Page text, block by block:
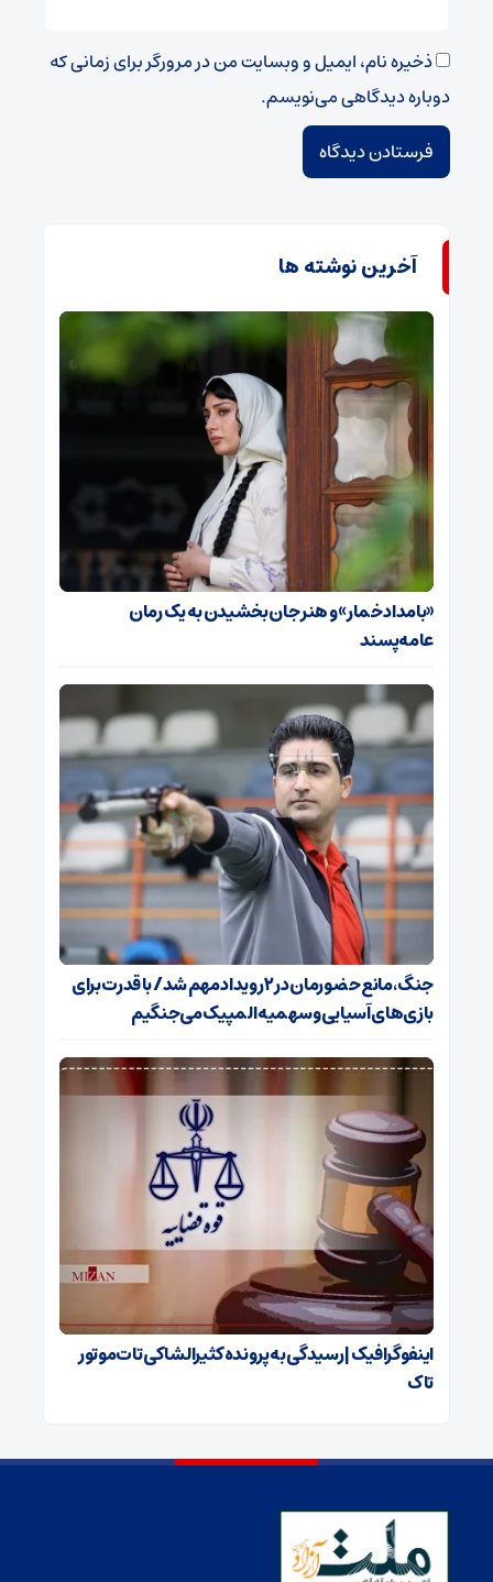
ذخیره نام، ایمیل و وبسایت من در مرورگر برای زمانی که
دوباره دیدگاهی می‌نویسم.
آخرین نوشته ها
«بامداد خمار» و هنر جان بخشیدن به یک رمان
عامه‌پسند
جنگ، مانع حضورمان در ۲ رویداد مهم شد/ با قدرت برای
بازی‌های آسیایی و سهمیه المپیک می‌جنگیم
اینفوگرافیک | رسیدگی به پرونده کثیرالشاکی تات‌موتور
تاک